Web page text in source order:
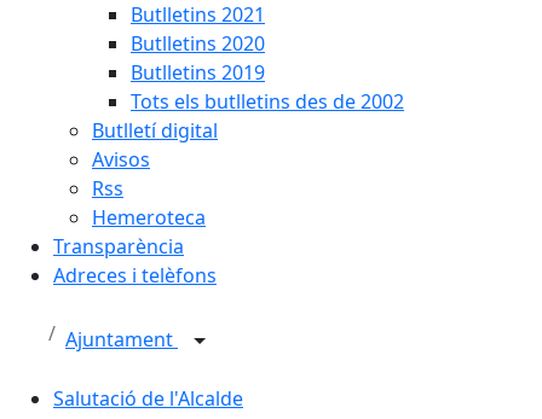
Butlletins 2021
Butlletins 2020
Butlletins 2019
Tots els butlletins des de 2002
Butlletí digital
Avisos
Rss
Hemeroteca
Transparència
Adreces i telèfons
Ajuntament
Salutació de l'Alcalde